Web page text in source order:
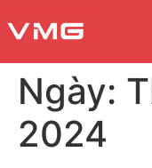
Ngày:
2024